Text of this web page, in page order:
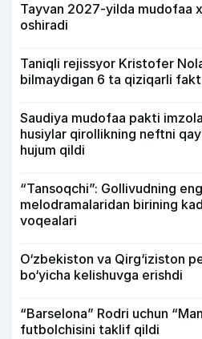
Tayvan 2027-yilda mudofaa
oshiradi
Taniqli rejissyor Kristofer
bilmaydigan 6 ta qiziqarli fakt
Saudiya mudofaa pakti
husiylar qirollikning neftni
hujum qildi
“Tansoqchi”: Gollivudning
melodramalaridan birining
voqealari
O‘zbekiston va Qirg‘iziston
bo‘yicha kelishuvga erishdi
“Barselona” Rodri uchun
futbolchisini taklif qildi